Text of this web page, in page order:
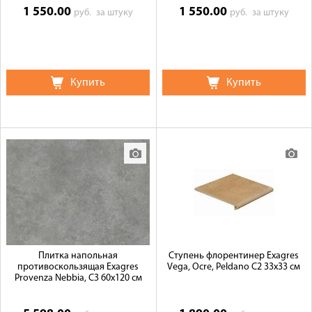
1 550.00 руб.за штуку
Купить
1 550.00 руб. за штуку
Купить
Плитка напольная
противоскользящая Exagres
Provenza Nebbia, C3 60x120 см
Ступень флорентинер Exagres
Vega, Ocre, Peldano C2 33x33 см